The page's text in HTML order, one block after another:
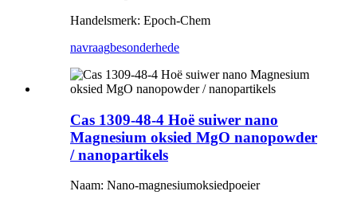
Handelsmerk: Epoch-Chem
navraagbesonderhede
Cas 1309-48-4 Hoë suiwer nano
Magnesium oksied MgO nanopowder
/ nanopartikels
Naam: Nano-magnesiumoksiedpoeier